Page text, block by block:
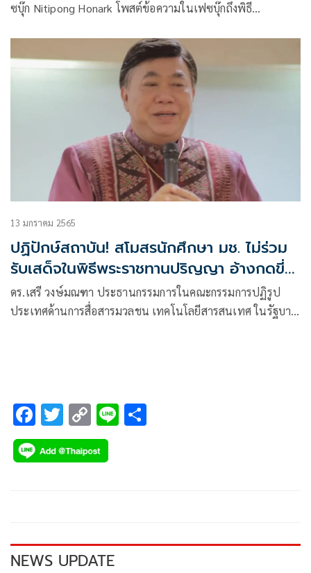
ซบุ๊ก Nitipong Honark โพสต์ข้อความในเฟซบุ๊กถึงพิธี
เชียงใหม่ ประจำปีการศึกษา 2562-2563 ในพิธีพระราชทาน
ปริญญาบัตร ครั้งที่ 55 ของมหาวิทยาลัยเชียงใหม่
13 มกราคม 2565
ปฏิปักษ์สถาบัน! สโมสรนักศึกษา มช. ไม่ร่วม
รับเสด็จในพิธีพระราชทานปริญญา อ้างกดขี่ให้
'คนไม่เท่ากัน'
ดร.เสรี วงษ์มณฑา ประธานกรรมการในคณะกรรมการปฏิรูป
ประเทศด้านการสื่อสารมวลชน เทคโนโลยีสารสนเทศ ในรัฐบาล
F
ac
e
k
T
wi
tt
C
o
p
k
Li
NEWS UPDATE